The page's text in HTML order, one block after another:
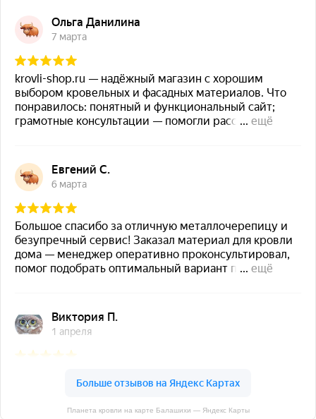
Планета кровли на карте Балашихи — Яндекс Карты